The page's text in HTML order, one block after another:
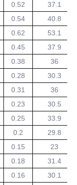
0.52
37.1
0.54
40.8
0.62
53.1
0.45
37.9
0.38
36
0.28
30.3
0.31
36
0.23
30.5
0.25
33.9
0.2
29.8
0.15
23
0.18
31.4
0.16
30.1